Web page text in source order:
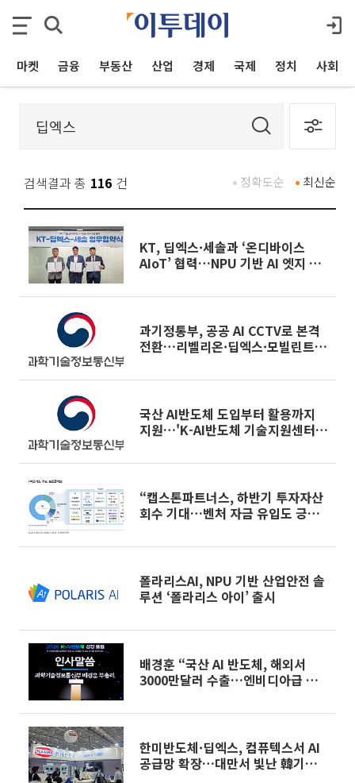
마켓 금융 부동산 산업 경제 국제 정치 사회
검색결과 총 116 건 최신순
정확도순
KT, 딥엑스·세솔과 ‘온디바이스
AIoT’ 협력…NPU 기반 AI 엣지 박
과기정통부, 공공 AI CCTV로 본격
전환…리벨리온·딥엑스·모빌린트
국산 AI반도체 도입부터 활용까지
지원…'K-AI반도체 기술지원센터'
“캡스톤파트너스, 하반기 투자자산
회수 기대…벤처 자금 유입도 긍정
폴라리스AI, NPU 기반 산업안전 솔
루션 ‘폴라리스 아이’ 출시
배경훈 “국산 AI 반도체, 해외서
3000만달러 수출…엔비디아급 기
한미반도체·딥엑스, 컴퓨텍스서 AI
공급망 확장…대만서 빛난 韓기업